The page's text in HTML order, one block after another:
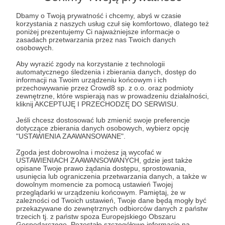
Dbamy o Twoją prywatność i chcemy, abyś w czasie
korzystania z naszych usług czuł się komfortowo, dlatego też
poniżej prezentujemy Ci najważniejsze informacje o
zasadach przetwarzania przez nas Twoich danych
osobowych.
Aby wyrazić zgody na korzystanie z technologii
automatycznego śledzenia i zbierania danych, dostęp do
informacji na Twoim urządzeniu końcowym i ich
przechowywanie przez Crowd8 sp. z o.o. oraz podmioty
zewnętrzne, które wspierają nas w prowadzeniu działalności,
kliknij AKCEPTUJĘ I PRZECHODZĘ DO SERWISU.
Jeśli chcesz dostosować lub zmienić swoje preferencje
dotyczące zbierania danych osobowych, wybierz opcję
"USTAWIENIA ZAAWANSOWANE".
Zgoda jest dobrowolna i możesz ją wycofać w
USTAWIENIACH ZAAWANSOWANYCH, gdzie jest także
opisane Twoje prawo żądania dostępu, sprostowania,
usunięcia lub ograniczenia przetwarzania danych, a także w
dowolnym momencie za pomocą ustawień Twojej
przeglądarki w urządzeniu końcowym. Pamiętaj, że w
zależności od Twoich ustawień, Twoje dane będą mogły być
przekazywane do zewnętrznych odbiorców danych z państw
trzecich tj. z państw spoza Europejskiego Obszaru
DEPRESJI.
"(...) Na załączonym zdjęciu (rok 2016) wyglądam jak król
życia. Od stóp do głów, jak dzieciak WAGS odjebany
jestem w Versace. Jestem też najnieszczęśliwszym
mężczyzną świata, bo poprzepalane mam w sobie styki.
Na ekranie pokazuje mi się ERROR. Błąd systemu. Kable na
linii cielesno-mózgowej przegryzłem, nie mając odwagi
przegryźć nadgarstków (...)".
Bartek Fetysz
17.03.2024 ● Komentarze: 1
CZASAMI BUDZĘ SIĘ MARTWY (I).